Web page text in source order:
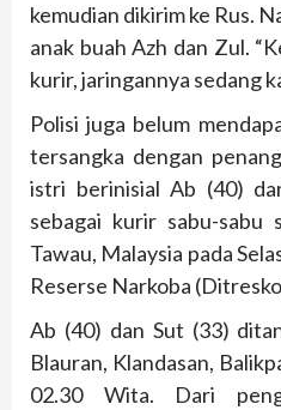
kemudian dikirim ke Rus.
anak buah Azh dan Zul.
kurir, jaringannya sedang
Polisi juga belum
tersangka dengan
istri berinisial Ab (40)
sebagai kurir sabu-sabu
Tawau, Malaysia pada
Reserse Narkoba
Ab (40) dan Sut (33)
Blauran, Klandasan,
02.30 Wita. Dari